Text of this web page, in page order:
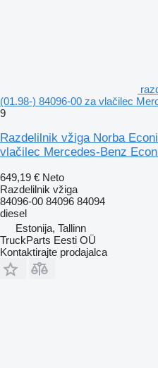
(01.98-) 84096-00 za vlačilec
9
Razdelilnik vžiga Norba
vlačilec Mercedes-Benz
649,19 € Neto
Razdelilnik vžiga
84096-00 84096 84094
diesel
Estonija, Tallinn
TruckParts Eesti OÜ
Kontaktirajte prodajalca